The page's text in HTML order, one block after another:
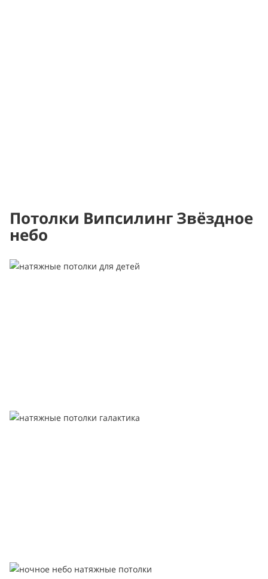
Потолки Випсилинг Звёздное
небо